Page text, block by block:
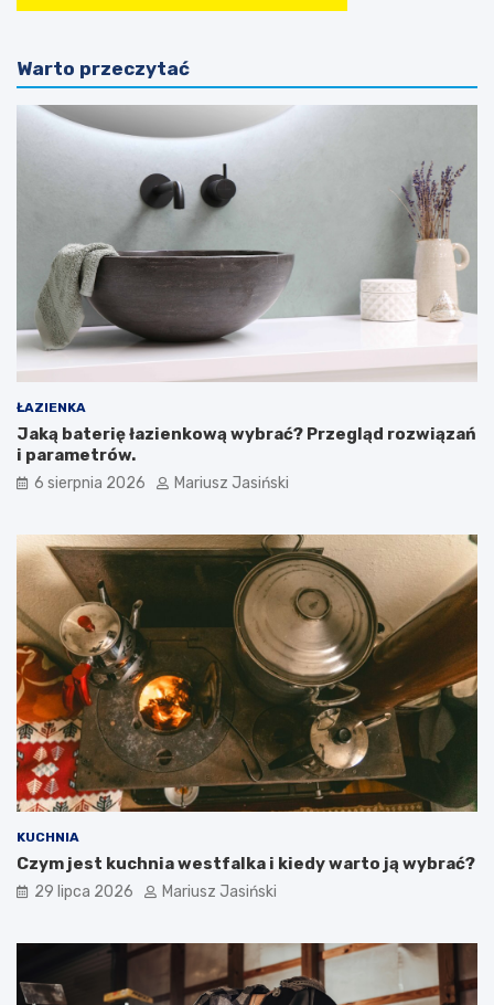
Warto przeczytać
ŁAZIENKA
Jaką baterię łazienkową wybrać? Przegląd rozwiązań
i parametrów.
6 sierpnia 2026 Mariusz Jasiński
KUCHNIA
Czym jest kuchnia westfalka i kiedy warto ją wybrać?
29 lipca 2026 Mariusz Jasiński